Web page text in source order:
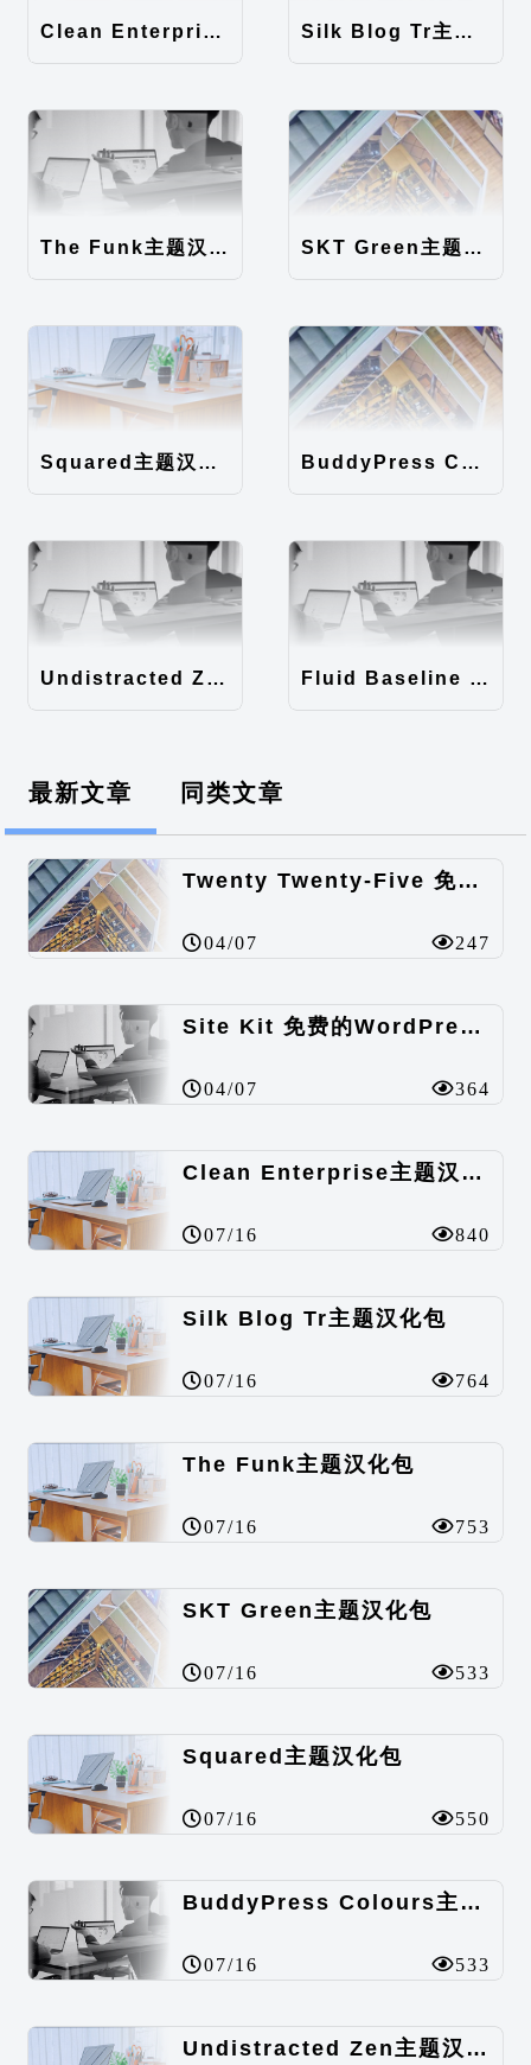
Clean Enterprise主题汉化包 Silk Blog Tr主题汉化包
The Funk主题汉化包 SKT Green主题汉化包
Squared主题汉化包 BuddyPress Colours主题汉化包
Undistracted Zen主题汉化包 Fluid Baseline Grid主题汉化包
最新文章 同类文章
Twenty Twenty-Five 免费的WordPress内容主题
04/07 247
Site Kit 免费的WordPress数据统计插件
04/07 364
Clean Enterprise主题汉化包
07/16 840
Silk Blog Tr主题汉化包
07/16 764
The Funk主题汉化包
07/16 753
SKT Green主题汉化包
07/16 533
Squared主题汉化包
07/16 550
BuddyPress Colours主题汉化包
07/16 533
Undistracted Zen主题汉化包